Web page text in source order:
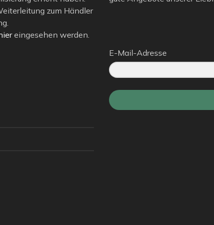
zum Händler
eingesehen werden.
E-Mail-Adresse